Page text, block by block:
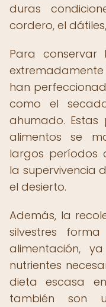
duras
cordero, el
Para conservar
han
como el
ahumado.
alimentos se
largos períodos
la supervivencia
el desierto.
Además, la
silvestres
alimentación,
nutrientes
dieta escasa
también son